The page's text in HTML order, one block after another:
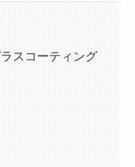
スコーティング